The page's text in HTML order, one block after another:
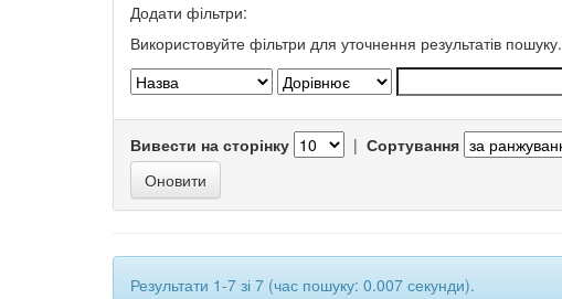
Додати фільтри:
Використовуйте фільтри для уточнення результатів пошуку.
Вивести на сторінку | Сортування
Результати 1-7 зі 7 (час пошуку: 0.007 секунди).